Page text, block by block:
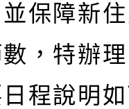
保障新
，特辦
程說明